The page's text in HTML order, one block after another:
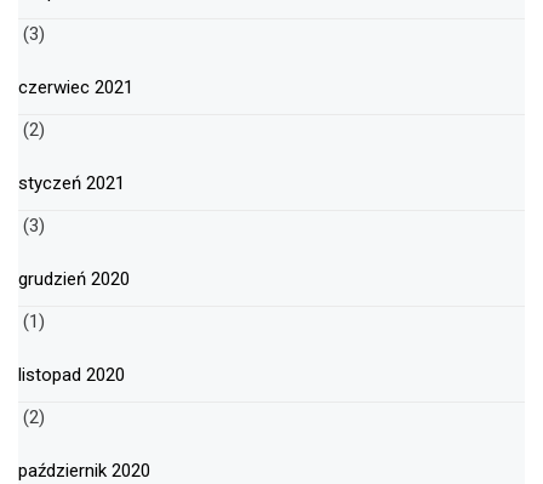
(3)
czerwiec 2021
(2)
styczeń 2021
(3)
grudzień 2020
(1)
listopad 2020
(2)
październik 2020